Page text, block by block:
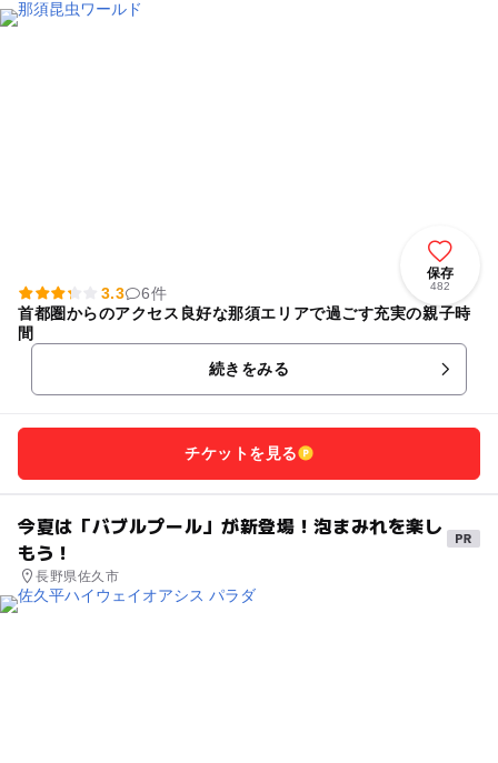
保存
482
3.3
6件
首都圏からのアクセス良好な那須エリアで過ごす充実の親子時
間
続きをみる
チケットを見る
今夏は「バブルプール」が新登場！泡まみれを楽し
もう！
長野県佐久市